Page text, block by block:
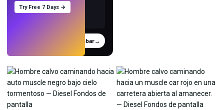
Probar→
Try Free 7 Days →